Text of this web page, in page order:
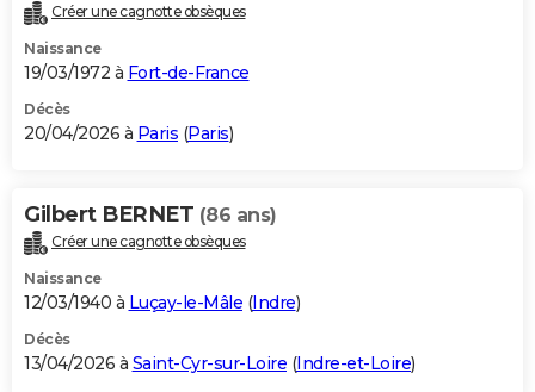
Créer une cagnotte obsèques
Naissance
19/03/1972 à Fort-de-France
Décès
20/04/2026 à Paris (Paris)
Gilbert BERNET (86 ans)
Créer une cagnotte obsèques
Naissance
12/03/1940 à Luçay-le-Mâle (Indre)
Décès
13/04/2026 à Saint-Cyr-sur-Loire (Indre-et-Loire)